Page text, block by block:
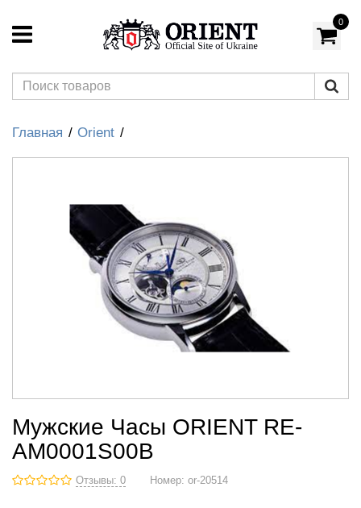
0
Главная Orient
Мужские Часы ORIENT RE-
AM0001S00B
Отзывы: 0 Номер: or-20514